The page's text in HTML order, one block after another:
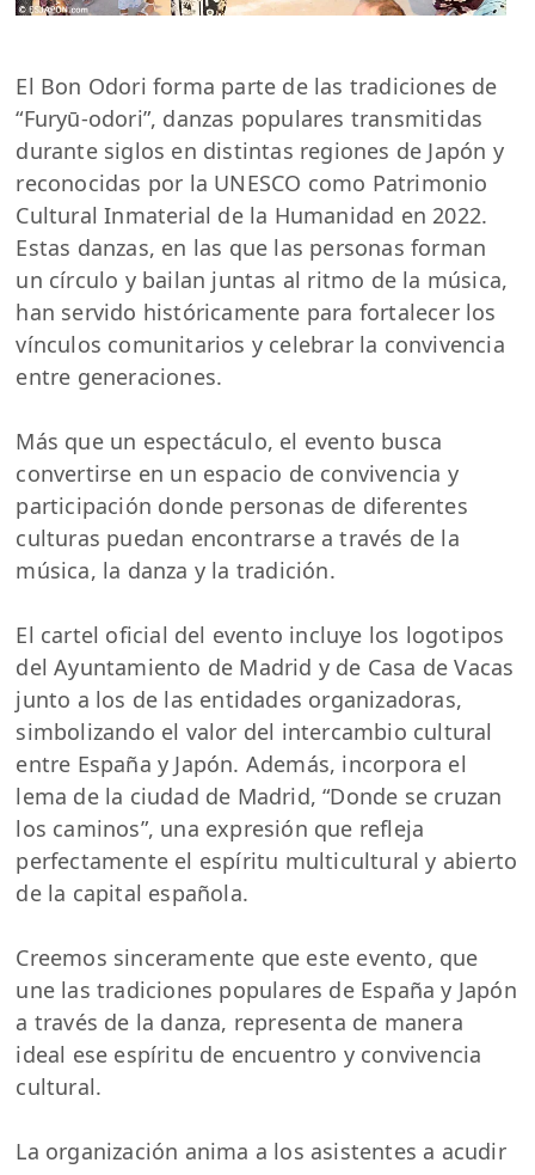
El Bon Odori forma parte de las tradiciones de
“Furyū-odori”, danzas populares transmitidas
durante siglos en distintas regiones de Japón y
reconocidas por la UNESCO como Patrimonio
Cultural Inmaterial de la Humanidad en 2022.
Estas danzas, en las que las personas forman
un círculo y bailan juntas al ritmo de la música,
han servido históricamente para fortalecer los
vínculos comunitarios y celebrar la convivencia
entre generaciones.
Más que un espectáculo, el evento busca
convertirse en un espacio de convivencia y
participación donde personas de diferentes
culturas puedan encontrarse a través de la
música, la danza y la tradición.
El cartel oficial del evento incluye los logotipos
del Ayuntamiento de Madrid y de Casa de Vacas
junto a los de las entidades organizadoras,
simbolizando el valor del intercambio cultural
entre España y Japón. Además, incorpora el
lema de la ciudad de Madrid, “Donde se cruzan
los caminos”, una expresión que refleja
perfectamente el espíritu multicultural y abierto
de la capital española.
Creemos sinceramente que este evento, que
une las tradiciones populares de España y Japón
a través de la danza, representa de manera
ideal ese espíritu de encuentro y convivencia
cultural.
La organización anima a los asistentes a acudir